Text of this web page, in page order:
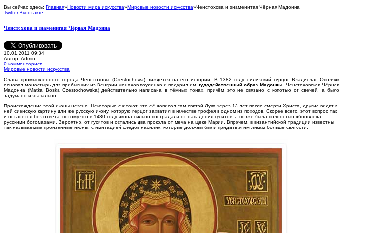
Вы сейчас здесь: Главная»Новости мира искусства»Мировые новости искусства»Ченстохова и знаменитая Чёрная Мадонна
Twitter Вконтакте
Ченстохова и знаменитая Чёрная Мадонна
10.01.2011 09:34
Автор: Admin
0 комментариев
Мировые новости искусства
Слава промышленного города Ченстоховы (Czestochowa) зиждется на его истории. В 1382 году силезский герцог Владислав Ополчик
основал монастырь для прибывших из Венгрии монахов‑паулинов и подарил имчудодейственный образ Мадонны . Ченстоховская Чёрная
Мадонна (Matka Boska Czestochowska) действительно написана в тёмных тонах, причём это не связано с копотью от свечей, а было
задумано изначально.
Происхождение этой иконы неясно. Некоторые считают, что её написал сам святой Лука через 13 лет после смерти Христа, другие видят в
ней сиенскую картину или же русскую икону, которую герцог захватил в качестве трофея в одном из походов. Скорее всего, этот вопрос так
и останется без ответа, потому что в 1430 году икона сильно пострадала от нападения гуситов, а позже была полностью обновлена
русскими богомазами. Вероятно, от гуситов и остались два прокола от меча на щеке Марии. Впрочем, в византийской традиции известны
так называемые пронзённые иконы, с имитацией следов насилия, которые должны были придать этим ликам больше святости.